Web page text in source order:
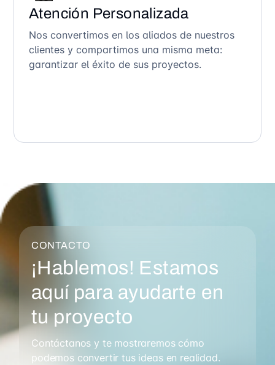
Atención Personalizada
Nos convertimos en los aliados de nuestros
clientes y compartimos una misma meta:
garantizar el éxito de sus proyectos.
CONTACTO
¡Hablemos! Estamos
aquí para ayudarte en
tu proyecto
Contáctanos y te mostraremos cómo
podemos convertir tus ideas en realidad.